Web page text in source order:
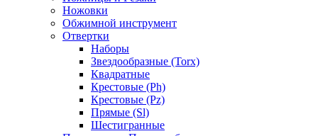
Ножовки
Обжимной инструмент
Отвертки
Наборы
Звездообразные (Torx)
Квадратные
Крестовые (Ph)
Крестовые (Pz)
Прямые (Sl)
Шестигранные